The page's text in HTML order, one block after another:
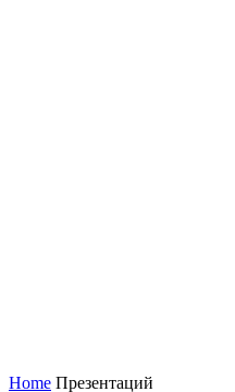
Home Презентаций